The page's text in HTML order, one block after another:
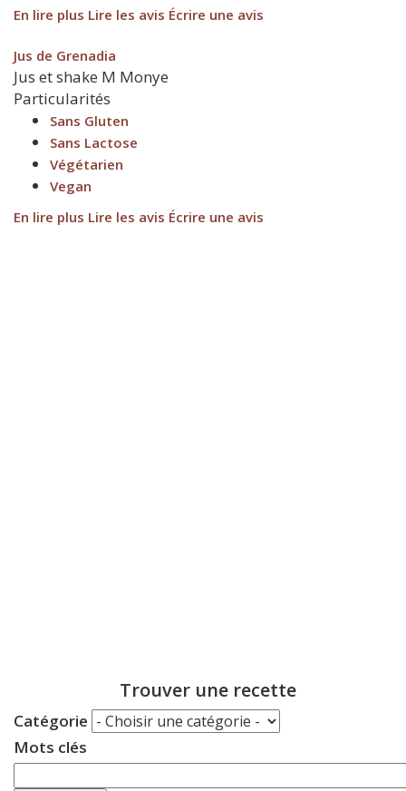
En lire plus Lire les avis Écrire une avis
Jus de Grenadia
Jus et shake M Monye
Particularités
Sans Gluten
Sans Lactose
Végétarien
Vegan
En lire plus Lire les avis Écrire une avis
Trouver une recette
Catégorie
Mots clés